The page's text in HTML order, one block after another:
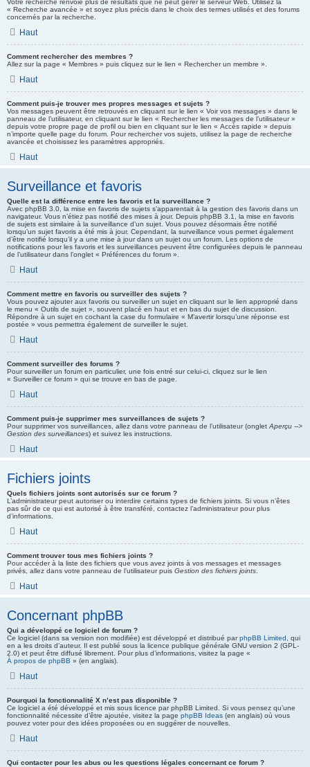
Votre recherche renvoie plus de résultats que ne peut gérer le serveur Web. Utilisez la
« Recherche avancée » et soyez plus précis dans le choix des termes utilisés et des forums
concernés par la recherche.
Haut
Comment rechercher des membres ?
Allez sur la page « Membres » puis cliquez sur le lien « Rechercher un membre ».
Haut
Comment puis-je trouver mes propres messages et sujets ?
Vos messages peuvent être retrouvés en cliquant sur le lien « Voir vos messages » dans le
panneau de l’utilisateur, en cliquant sur le lien « Rechercher les messages de l’utilisateur »
depuis votre propre page de profil ou bien en cliquant sur le lien « Accès rapide » depuis
n’importe quelle page du forum. Pour rechercher vos sujets, utilisez la page de recherche
avancée et choisissez les paramètres appropriés.
Haut
Surveillance et favoris
Quelle est la différence entre les favoris et la surveillance ?
Avec phpBB 3.0, la mise en favoris de sujets s’apparentait à la gestion des favoris dans un
navigateur. Vous n’étiez pas notifié des mises à jour. Depuis phpBB 3.1, la mise en favoris
de sujets est similaire à la surveillance d’un sujet. Vous pouvez désormais être notifié
lorsqu’un sujet favoris a été mis à jour. Cependant, la surveillance vous permet également
d’être notifié lorsqu’il y a une mise à jour dans un sujet ou un forum. Les options de
notifications pour les favoris et les surveillances peuvent être configurées depuis le panneau
de l’utilisateur dans l’onglet « Préférences du forum ».
Haut
Comment mettre en favoris ou surveiller des sujets ?
Vous pouvez ajouter aux favoris ou surveiller un sujet en cliquant sur le lien approprié dans
le menu « Outils de sujet », souvent placé en haut et en bas du sujet de discussion.
Répondre à un sujet en cochant la case du formulaire « M’avertir lorsqu’une réponse est
postée » vous permettra également de surveiller le sujet.
Haut
Comment surveiller des forums ?
Pour surveiller un forum en particulier, une fois entré sur celui-ci, cliquez sur le lien
« Surveiller ce forum » qui se trouve en bas de page.
Haut
Comment puis-je supprimer mes surveillances de sujets ?
Pour supprimer vos surveillances, allez dans votre panneau de l’utilisateur (onglet Aperçu -->
Gestion des surveillances) et suivez les instructions.
Haut
Fichiers joints
Quels fichiers joints sont autorisés sur ce forum ?
L’administrateur peut autoriser ou interdire certains types de fichiers joints. Si vous n’êtes
pas sûr de ce qui est autorisé à être transféré, contactez l’administrateur pour plus
d’informations.
Haut
Comment trouver tous mes fichiers joints ?
Pour accéder à la liste des fichiers que vous avez joints à vos messages et messages
privés, allez dans votre panneau de l’utilisateur puis Gestion des fichiers joints
Haut
Concernant phpBB
Qui a développé ce logiciel de forum ?
Ce logiciel (dans sa version non modifiée) est développé et distribué parphpBB Limited , qui
en a les droits d’auteur. Il est publié sous la licence publique générale GNU version 2 (GPL-
2.0) et peut être diffusé librement. Pour plus d’informations, visitez la page «
À propos de phpBB » (en anglais).
Haut
Pourquoi la fonctionnalité X n’est pas disponible ?
Ce logiciel a été développé et mis sous licence par phpBB Limited. Si vous pensez qu’une
fonctionnalité nécessite d’être ajoutée, visitez la page phpBB Ideas (en anglais) où vous
pouvez voter pour des idées proposées ou en suggérer de nouvelles.
Haut
Qui contacter pour les abus ou les questions légales concernant ce forum ?